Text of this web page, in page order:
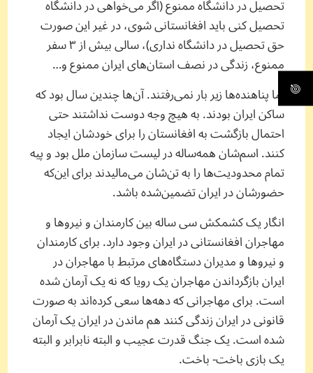
تحصیل در دانشگاه ممنوع (اگر می‌خواهی در دانشگاه‌
تحصیل کنی باید افغانستانی شوی، در غیر این صورت
حق تحصیل در دانشگاه نداری)، سالی بیش از ۳ سفر
ممنوع، زندگی در نصف استان‌های ایران ممنوع و…
اما پناهنده‌ها زیر بار نمی‌رفتند. آن‌ها چندین سال بود که
ساکن ایران بودند. به هیچ وجه دوست نداشتند حتی
احتمال بازگشت به افغانستان را برای خودشان ایجاد
کنند. اسم‌شان همه‌ساله در لیست سازمان ملل بود و پیه
تمام محدودیت‌ها را به تن‌شان می‌مالیدند برای این‌که
حضورشان در ایران تضمین‌شده باشد.
انگار یک کشمکش سی ساله‌ بین کارمندان و نیروها و
مهاجران افغانستانی در ایران وجود دارد. برای کارمندان
و نیروها و مدیران دستگاه‌های مرتبط با مهاجران در
ایران بازگرداندن مهاجران یک رویا که نه یک آرمان شده
است. برای مهاجرانی که دهه‌ها سعی کرده‌اند به صورت
قانونی در ایران زندگی کنند هم ماندن در ایران یک آرمان
شده است. یک جنگ قدرت عجیب و البته نابرابر و البته
یک بازی باخت- باخت.